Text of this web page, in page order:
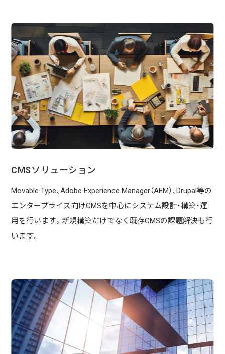
CMSソリューション
Movable Type、Adobe Experience Manager（AEM）、Drupal等の
エンタープライズ向けCMSを中心にシステム設計・構築・運
用を行います。新規構築だけでなく既存CMSの課題解決も行
います。